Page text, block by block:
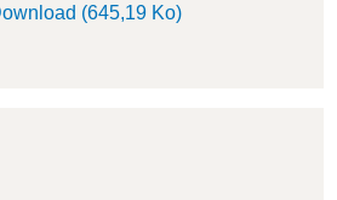
(645,19 Ko)